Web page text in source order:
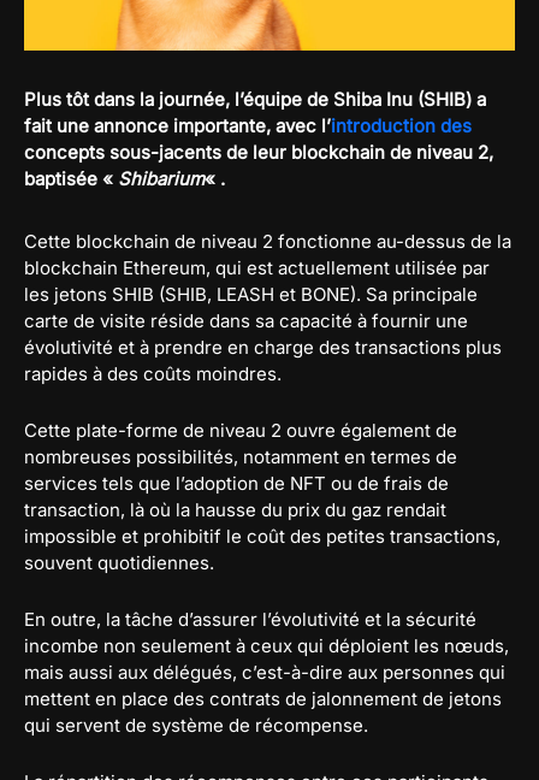
Plus tôt dans la journée, l’équipe de Shiba Inu (SHIB) a
fait une annonce importante, avec l’introduction des
concepts sous-jacents de leur blockchain de niveau 2,
baptisée « Shibarium« .
Cette blockchain de niveau 2 fonctionne au-dessus de la
blockchain Ethereum, qui est actuellement utilisée par
les jetons SHIB (SHIB, LEASH et BONE). Sa principale
carte de visite réside dans sa capacité à fournir une
évolutivité et à prendre en charge des transactions plus
rapides à des coûts moindres.
Cette plate-forme de niveau 2 ouvre également de
nombreuses possibilités, notamment en termes de
services tels que l’adoption de NFT ou de frais de
transaction, là où la hausse du prix du gaz rendait
impossible et prohibitif le coût des petites transactions,
souvent quotidiennes.
En outre, la tâche d’assurer l’évolutivité et la sécurité
incombe non seulement à ceux qui déploient les nœuds,
mais aussi aux délégués, c’est-à-dire aux personnes qui
mettent en place des contrats de jalonnement de jetons
qui servent de système de récompense.